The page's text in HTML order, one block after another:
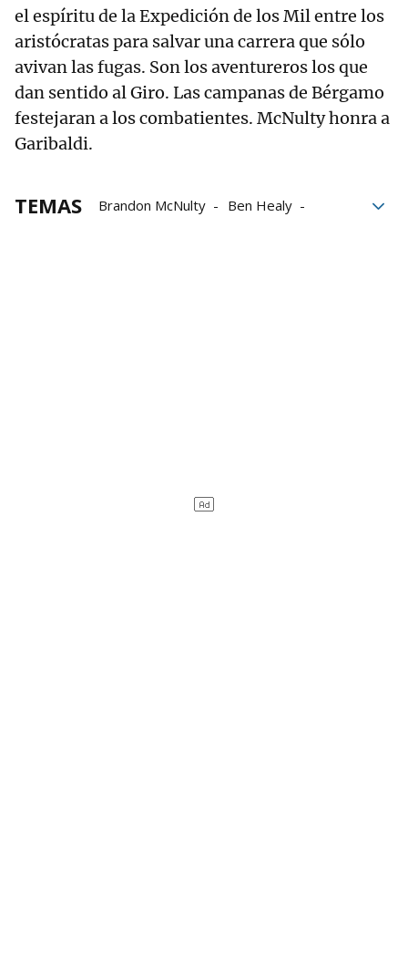
el espíritu de la Expedición de los Mil entre los
aristócratas para salvar una carrera que sólo
avivan las fugas. Son los aventureros los que
dan sentido al Giro. Las campanas de Bérgamo
festejaran a los combatientes. McNulty honra a
Garibaldi.
TEMAS Brandon McNulty
Ben Healy